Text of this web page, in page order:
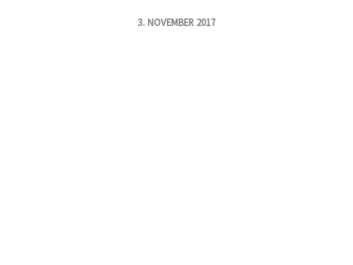
3. NOVEMBER 2017